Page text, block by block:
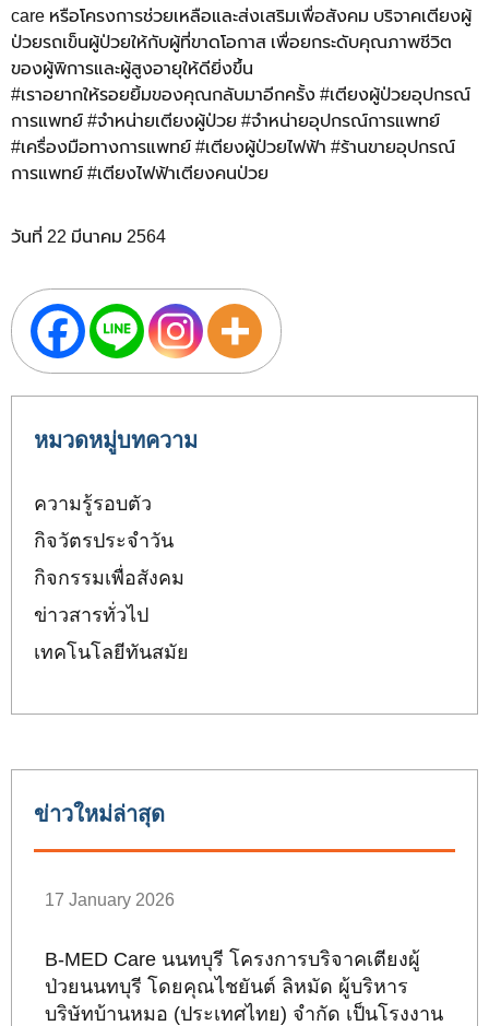
care หรือโครงการช่วยเหลือและส่งเสริมเพื่อสังคม บริจาคเตียงผู้
ป่วยรถเข็นผู้ป่วยให้กับผู้ที่ขาดโอกาส เพื่อยกระดับคุณภาพชีวิต
ของผู้พิการและผู้สูงอายุให้ดียิ่งขึ้น
#เราอยากให้รอยยิ้มของคุณกลับมาอีกครั้ง #เตียงผู้ป่วยอุปกรณ์
การแพทย์ #จำหน่ายเตียงผู้ป่วย #จำหน่ายอุปกรณ์การแพทย์
#เครื่องมือทางการแพทย์ #เตียงผู้ป่วยไฟฟ้า #ร้านขายอุปกรณ์
การแพทย์ #เตียงไฟฟ้าเตียงคนป่วย
วันที่ 22 มีนาคม 2564
หมวดหมู่บทความ
ความรู้รอบตัว
กิจวัตรประจำวัน
กิจกรรมเพื่อสังคม
ข่าวสารทั่วไป
เทคโนโลยีทันสมัย
ข่าวใหม่ล่าสุด
17 January 2026
B-MED Care นนทบุรี โครงการบริจาคเตียงผู้
ป่วยนนทบุรี โดยคุณไชยันต์ ลิหมัด ผู้บริหาร
บริษัทบ้านหมอ (ประเทศไทย) จำกัด เป็นโรงงาน